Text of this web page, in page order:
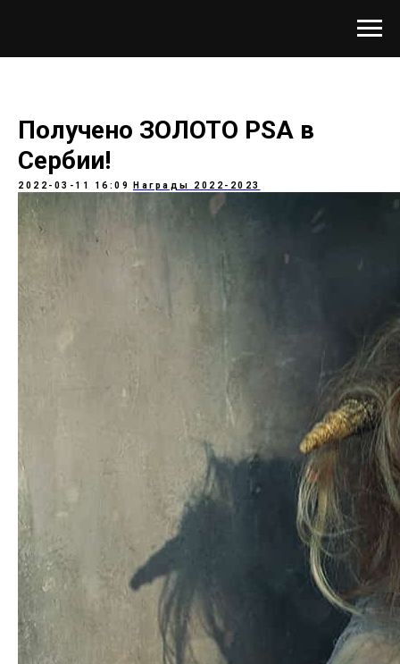
Получено ЗОЛОТО PSA в
Сербии!
2022-03-11 16:09 Награды 2022-2023